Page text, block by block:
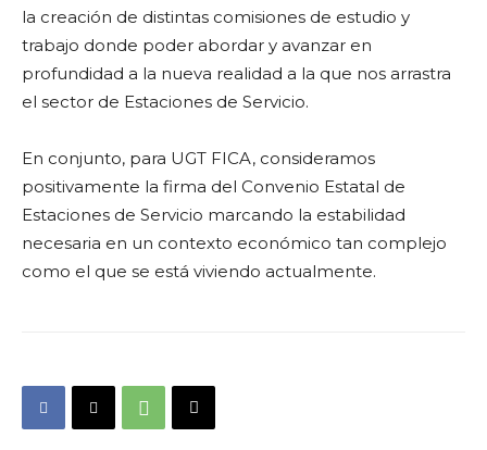
la creación de distintas comisiones de estudio y
trabajo donde poder abordar y avanzar en
profundidad a la nueva realidad a la que nos arrastra
el sector de Estaciones de Servicio.
En conjunto, para UGT FICA, consideramos
positivamente la firma del Convenio Estatal de
Estaciones de Servicio marcando la estabilidad
necesaria en un contexto económico tan complejo
como el que se está viviendo actualmente.